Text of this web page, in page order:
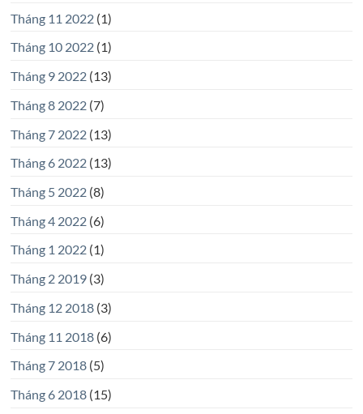
Tháng 11 2022(1)
Tháng 10 2022(1)
Tháng 9 2022(13)
Tháng 8 2022(7)
Tháng 7 2022(13)
Tháng 6 2022(13)
Tháng 5 2022(8)
Tháng 4 2022(6)
Tháng 1 2022(1)
Tháng 2 2019(3)
Tháng 12 2018(3)
Tháng 11 2018(6)
Tháng 7 2018(5)
Tháng 6 2018(15)